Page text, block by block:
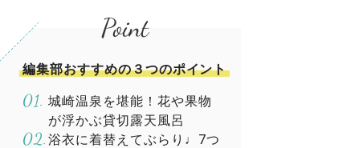
編集部おすすめの３つのポイント
城崎温泉を堪能！花や果物
が浮かぶ貸切露天風呂
浴衣に着替えてぶらり♩7つ